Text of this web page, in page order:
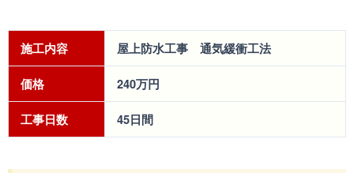
施工内容 屋上防水工事 通気緩衝工法
価格 240万円
工事日数 45日間